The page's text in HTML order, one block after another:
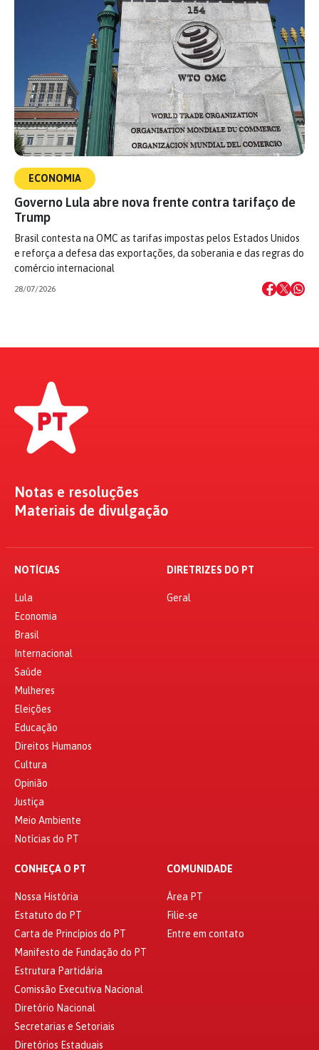
ECONOMIA
Governo Lula abre nova frente contra tarifaço de
Trump
Brasil contesta na OMC as tarifas impostas pelos Estados Unidos
e reforça a defesa das exportações, da soberania e das regras do
comércio internacional
28/07/2026
Notas e resoluções
Materiais de divulgação
NOTÍCIAS
Lula
Economia
Brasil
Internacional
Saúde
Mulheres
Eleições
Educação
Direitos Humanos
Cultura
Opinião
Justiça
Meio Ambiente
Notícias do PT
DIRETRIZES DO PT
Geral
CONHEÇA O PT
Nossa História
Estatuto do PT
Carta de Princípios do PT
Manifesto de Fundação do PT
Estrutura Partidária
Comissão Executiva Nacional
Diretório Nacional
Secretarias e Setoriais
Diretórios Estaduais
COMUNIDADE
Área PT
Filie-se
Entre em contato